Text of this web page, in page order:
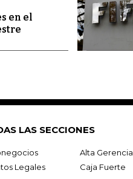
en el
LAS SECCIONES
Alta Gerencia
Legales
Caja Fuerte